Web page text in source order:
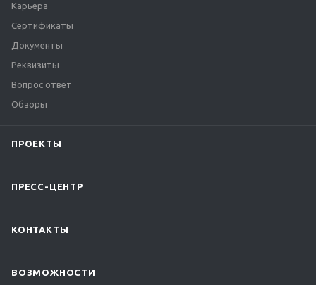
Карьера
Сертификаты
Документы
Реквизиты
Вопрос ответ
Обзоры
ПРОЕКТЫ
ПРЕСС-ЦЕНТР
КОНТАКТЫ
ВОЗМОЖНОСТИ